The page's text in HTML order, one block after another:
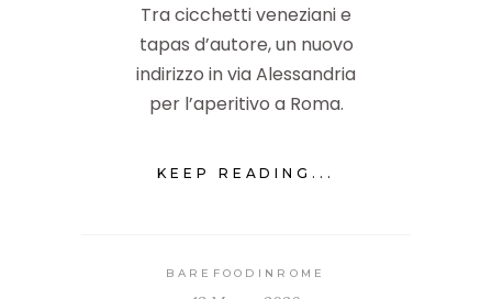
Tra cicchetti veneziani e
tapas d’autore, un nuovo
indirizzo in via Alessandria
per l’aperitivo a Roma.
KEEP READING...
BAREFOODINROME